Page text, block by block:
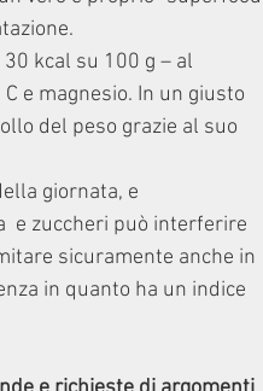
kcal su 100 g – al
e magnesio. In un giusto
del peso grazie al suo
giornata, e
e zuccheri può interferire
sicuramente anche in
in quanto ha un indice